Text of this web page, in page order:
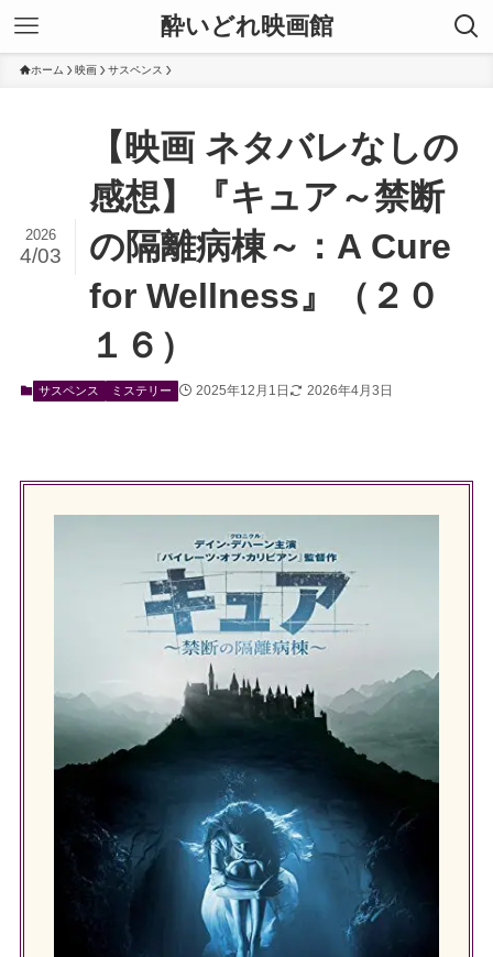
酔いどれ映画館
ホーム 映画 サスペンス
【映画 ネタバレなしの
感想】『キュア～禁断
の隔離病棟～：A Cure
for Wellness』（２０
１６）
2026
4/03
サスペンス ミステリー 2025年12月1日 2026年4月3日